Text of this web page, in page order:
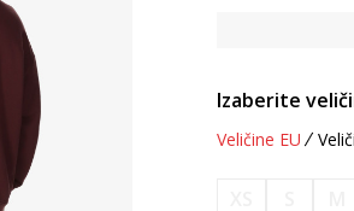
Izaberite
Veličine EU